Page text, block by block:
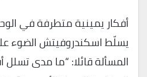
أفكار يمينية متطرفة في
يسلّط اسكندروفيتش الضوء
المسألة قائلا: “ما مدى تسلل